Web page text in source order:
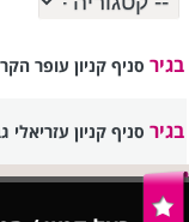
בגיר סניף קניון עופר
בגיר סניף קניון עזריאלי